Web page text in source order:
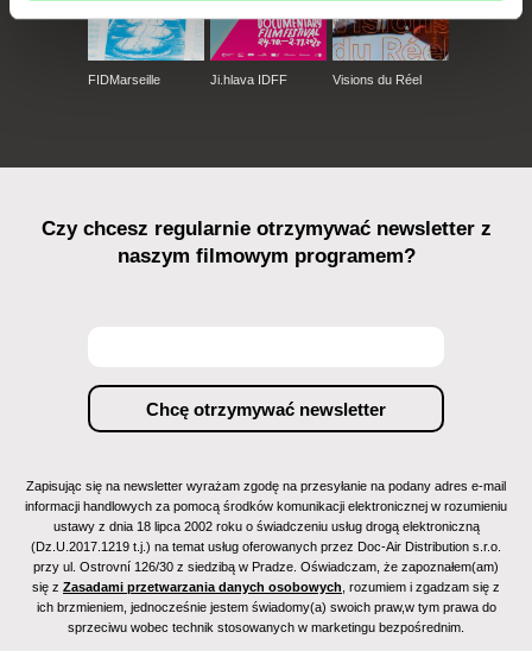
FIDMarseille Ji.hlava IDFF Visions du Réel
Czy chcesz regularnie otrzymywać newsletter z
naszym filmowym programem?
Zapisując się na newsletter wyrażam zgodę na przesyłanie na podany adres e-mail
informacji handlowych za pomocą środków komunikacji elektronicznej w rozumieniu
ustawy z dnia 18 lipca 2002 roku o świadczeniu usług drogą elektroniczną
(Dz.U.2017.1219 t.j.) na temat usług oferowanych przez Doc-Air Distribution s.r.o.
przy ul. Ostrovní 126/30 z siedzibą w Pradze. Oświadczam, że zapoznałem(am)
się z Zasadami przetwarzania danych osobowych , rozumiem i zgadzam się z
ich brzmieniem, jednocześnie jestem świadomy(a) swoich praw,w tym prawa do
sprzeciwu wobec technik stosowanych w marketingu bezpośrednim.